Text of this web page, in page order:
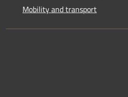
Mobility and transport